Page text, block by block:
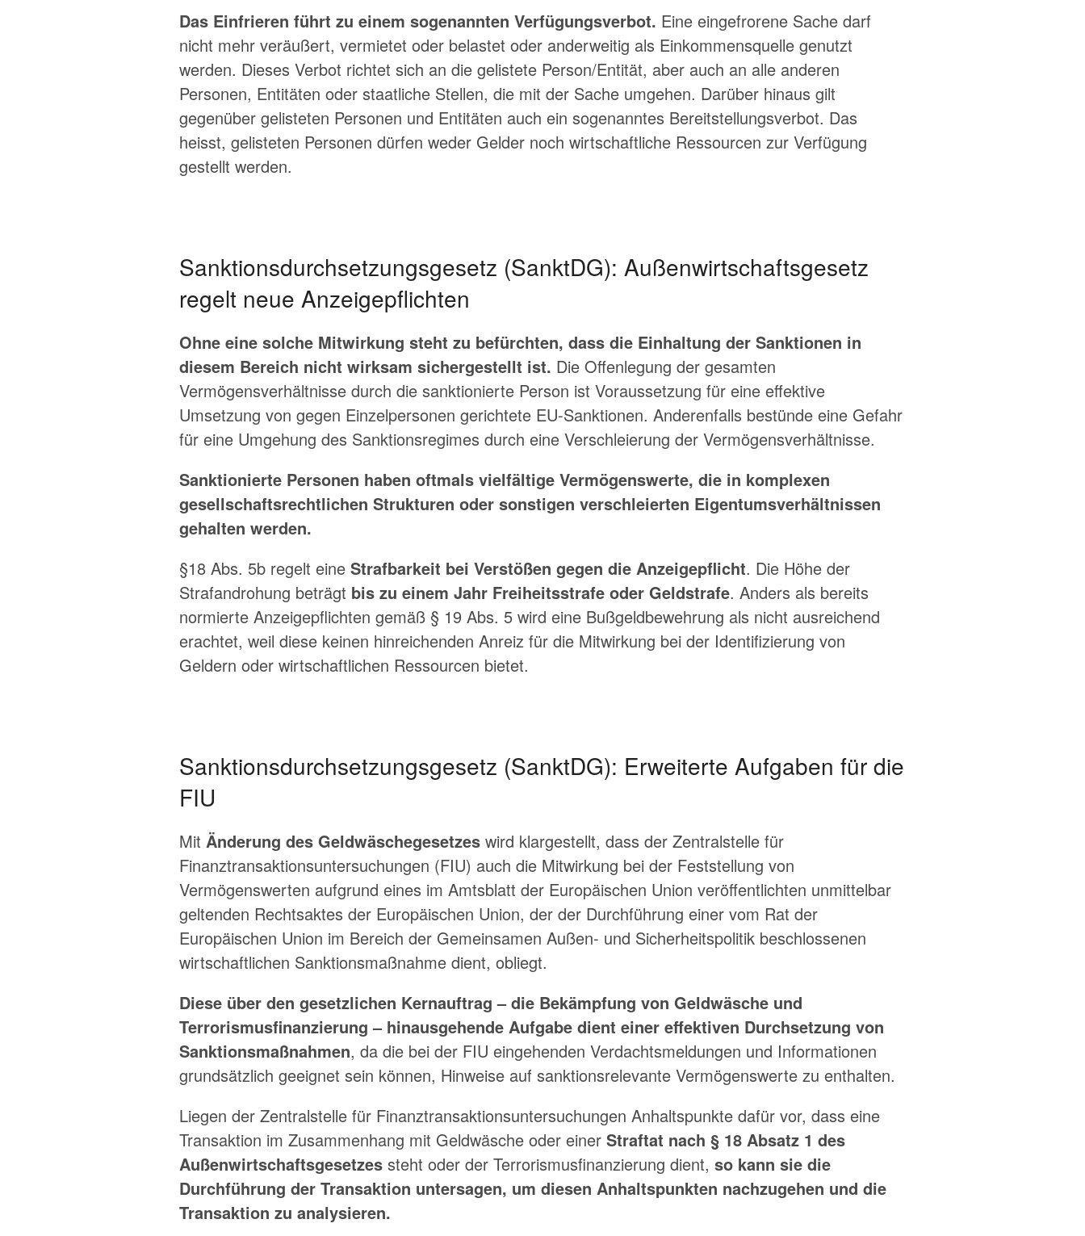
Das Einfrieren führt zu einem sogenannten Verfügungsverbot. Eine eingefrorene Sache darf
nicht mehr veräußert, vermietet oder belastet oder anderweitig als Einkommensquelle genutzt
werden. Dieses Verbot richtet sich an die gelistete Person/Entität, aber auch an alle anderen
Personen, Entitäten oder staatliche Stellen, die mit der Sache umgehen. Darüber hinaus gilt
gegenüber gelisteten Personen und Entitäten auch ein sogenanntes Bereitstellungsverbot. Das
heisst, gelisteten Personen dürfen weder Gelder noch wirtschaftliche Ressourcen zur Verfügung
gestellt werden.
Sanktionsdurchsetzungsgesetz (SanktDG): Außenwirtschaftsgesetz
regelt neue Anzeigepflichten
Ohne eine solche Mitwirkung steht zu befürchten, dass die Einhaltung der Sanktionen in
diesem Bereich nicht wirksam sichergestellt ist. Die Offenlegung der gesamten
Vermögensverhältnisse durch die sanktionierte Person ist Voraussetzung für eine effektive
Umsetzung von gegen Einzelpersonen gerichtete EU-Sanktionen. Anderenfalls bestünde eine Gefahr
für eine Umgehung des Sanktionsregimes durch eine Verschleierung der Vermögensverhältnisse.
Sanktionierte Personen haben oftmals vielfältige Vermögenswerte, die in komplexen
gesellschaftsrechtlichen Strukturen oder sonstigen verschleierten Eigentumsverhältnissen
gehalten werden.
§18 Abs. 5b regelt eine Strafbarkeit bei Verstößen gegen die Anzeigepflicht. Die Höhe der
Strafandrohung beträgt bis zu einem Jahr Freiheitsstrafe oder Geldstrafe. Anders als bereits
normierte Anzeigepflichten gemäß § 19 Abs. 5 wird eine Bußgeldbewehrung als nicht ausreichend
erachtet, weil diese keinen hinreichenden Anreiz für die Mitwirkung bei der Identifizierung von
Geldern oder wirtschaftlichen Ressourcen bietet.
Sanktionsdurchsetzungsgesetz (SanktDG): Erweiterte Aufgaben für die
FIU
Mit Änderung des Geldwäschegesetzes wird klargestellt, dass der Zentralstelle für
Finanztransaktionsuntersuchungen (FIU) auch die Mitwirkung bei der Feststellung von
Vermögenswerten aufgrund eines im Amtsblatt der Europäischen Union veröffentlichten unmittelbar
geltenden Rechtsaktes der Europäischen Union, der der Durchführung einer vom Rat der
Europäischen Union im Bereich der Gemeinsamen Außen- und Sicherheitspolitik beschlossenen
wirtschaftlichen Sanktionsmaßnahme dient, obliegt.
Diese über den gesetzlichen Kernauftrag – die Bekämpfung von Geldwäsche und
Terrorismusfinanzierung – hinausgehende Aufgabe dient einer effektiven Durchsetzung von
Sanktionsmaßnahmen, da die bei der FIU eingehenden Verdachtsmeldungen und Informationen
grundsätzlich geeignet sein können, Hinweise auf sanktionsrelevante Vermögenswerte zu enthalten.
Liegen der Zentralstelle für Finanztransaktionsuntersuchungen Anhaltspunkte dafür vor, dass eine
Transaktion im Zusammenhang mit Geldwäsche oder einer Straftat nach § 18 Absatz 1 des
Außenwirtschaftsgesetzes steht oder der Terrorismusfinanzierung dient, so kann sie die
Durchführung der Transaktion untersagen, um diesen Anhaltspunkten nachzugehen und die
Transaktion zu analysieren.